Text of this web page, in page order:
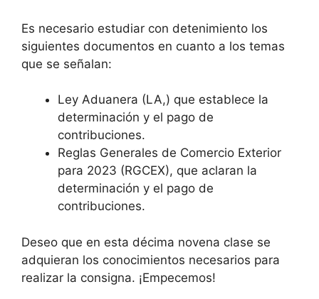
Es necesario estudiar con detenimiento los
siguientes documentos en cuanto a los temas
que se señalan:
Ley Aduanera (LA,) que establece la
determinación y el pago de
contribuciones.
Reglas Generales de Comercio Exterior
para 2023 (RGCEX), que aclaran la
determinación y el pago de
contribuciones.
Deseo que en esta décima novena clase se
adquieran los conocimientos necesarios para
realizar la consigna. ¡Empecemos!